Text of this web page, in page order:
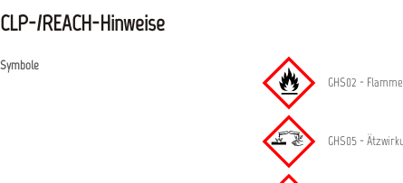
CLP-/REACH-Hinweise
Symbole
GHS02 -
GHS05 -